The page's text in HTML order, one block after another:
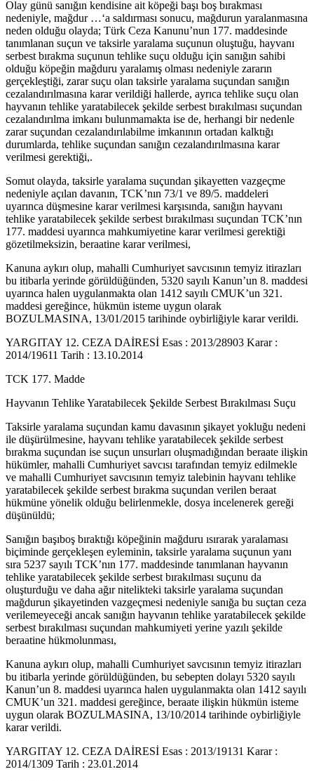
Olay günü sanığın kendisine ait köpeği başı boş bırakması
nedeniyle, mağdur …‘a saldırması sonucu, mağdurun yaralanmasına
neden olduğu olayda; Türk Ceza Kanunu’nun 177. maddesinde
tanımlanan suçun ve taksirle yaralama suçunun oluştuğu, hayvanı
serbest bırakma suçunun tehlike suçu olduğu için sanığın sahibi
olduğu köpeğin mağduru yaralamış olması nedeniyle zararın
gerçekleştiği, zarar suçu olan taksirle yaralama suçundan sanığın
cezalandırılmasına karar verildiği hallerde, ayrıca tehlike suçu olan
hayvanın tehlike yaratabilecek şekilde serbest bırakılması suçundan
cezalandırılma imkanı bulunmamakta ise de, herhangi bir nedenle
zarar suçundan cezalandırılabilme imkanının ortadan kalktığı
durumlarda, tehlike suçundan sanığın cezalandırılmasına karar
verilmesi gerektiği,.
Somut olayda, taksirle yaralama suçundan şikayetten vazgeçme
nedeniyle açılan davanın, TCK’nın 73/1 ve 89/5. maddeleri
uyarınca düşmesine karar verilmesi karşısında, sanığın hayvanı
tehlike yaratabilecek şekilde serbest bırakılması suçundan TCK’nın
177. maddesi uyarınca mahkumiyetine karar verilmesi gerektiği
gözetilmeksizin, beraatine karar verilmesi,
Kanuna aykırı olup, mahalli Cumhuriyet savcısının temyiz itirazları
bu itibarla yerinde görüldüğünden, 5320 sayılı Kanun’un 8. maddesi
uyarınca halen uygulanmakta olan 1412 sayılı CMUK’un 321.
maddesi gereğince, hükmün isteme uygun olarak
BOZULMASINA, 13/01/2015 tarihinde oybirliğiyle karar verildi.
YARGITAY 12. CEZA DAİRESİ Esas : 2013/28903 Karar :
2014/19611 Tarih : 13.10.2014
TCK 177. Madde
Hayvanın Tehlike Yaratabilecek Şekilde Serbest Bırakılması Suçu
Taksirle yaralama suçundan kamu davasının şikayet yokluğu nedeni
ile düşürülmesine, hayvanı tehlike yaratabilecek şekilde serbest
bırakma suçundan ise suçun unsurları oluşmadığından beraate ilişkin
hükümler, mahalli Cumhuriyet savcısı tarafından temyiz edilmekle
ve mahalli Cumhuriyet savcısının temyiz talebinin hayvanı tehlike
yaratabilecek şekilde serbest bırakma suçundan verilen beraat
hükmüne yönelik olduğu belirlenmekle, dosya incelenerek gereği
düşünüldü;
Sanığın başıboş bıraktığı köpeğinin mağduru ısırarak yaralaması
biçiminde gerçekleşen eyleminin, taksirle yaralama suçunun yanı
sıra 5237 sayılı TCK’nın 177. maddesinde tanımlanan hayvanın
tehlike yaratabilecek şekilde serbest bırakılması suçunu da
oluşturduğu ve daha ağır nitelikteki taksirle yaralama suçundan
mağdurun şikayetinden vazgeçmesi nedeniyle sanığa bu suçtan ceza
verilemeyeceği ancak sanığın hayvanın tehlike yaratabilecek şekilde
serbest bırakılması suçundan mahkumiyeti yerine yazılı şekilde
beraatine hükmolunması,
Kanuna aykırı olup, mahalli Cumhuriyet savcısının temyiz itirazları
bu itibarla yerinde görüldüğünden, bu sebepten dolayı 5320 sayılı
Kanun’un 8. maddesi uyarınca halen uygulanmakta olan 1412 sayılı
CMUK’un 321. maddesi gereğince, beraate ilişkin hükmün isteme
uygun olarak BOZULMASINA, 13/10/2014 tarihinde oybirliğiyle
karar verildi.
YARGITAY 12. CEZA DAİRESİ Esas : 2013/19131 Karar :
2014/1309 Tarih : 23.01.2014